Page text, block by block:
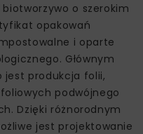
o szerokim
opakowań
i oparte
Głównym
jest produkcja folii,
podwójnego
Dzięki różnorodnym
jest projektowanie